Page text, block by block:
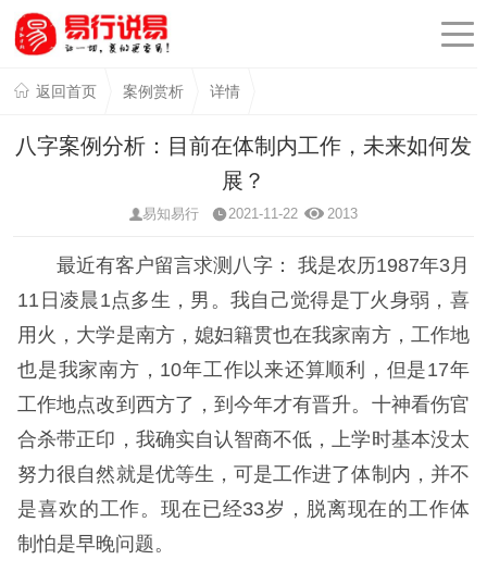
返回首页 案例赏析 详情
八字案例分析：目前在体制内工作，未来如何发
展？
易知易行 2021-11-22 2013
最近有客户留言求测八字： 我是农历1987年3月
11日凌晨1点多生，男。我自己觉得是丁火身弱，喜
用火，大学是南方，媳妇籍贯也在我家南方，工作地
也是我家南方，10年工作以来还算顺利，但是17年
工作地点改到西方了，到今年才有晋升。十神看伤官
合杀带正印，我确实自认智商不低，上学时基本没太
努力很自然就是优等生，可是工作进了体制内，并不
是喜欢的工作。现在已经33岁，脱离现在的工作体
制怕是早晚问题。